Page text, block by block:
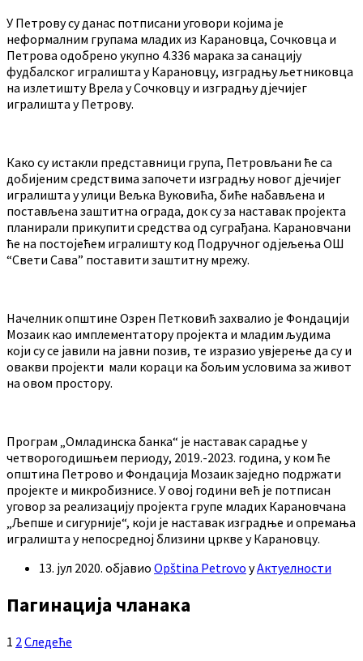
У Петрову су данас потписани уговори којима је
неформалним групама младих из Карановца, Сочковца и
Петрова одобрено укупно 4.336 марака за санацију
фудбалског игралишта у Карановцу, изградњу љетниковца
на излетишту Врела у Сочковцу и изградњу дјечијег
игралишта у Петрову.
Како су истакли представници група, Петровљани ће са
добијеним средствима започети изградњу новог дјечијег
игралишта у улици Вељка Вуковића, биће набављена и
постављена заштитна ограда, док су за наставак пројекта
планирали прикупити средства од суграђана. Карановчани
ће на постојећем игралишту код Подручног одјељења ОШ
“Свети Сава” поставити заштитну мрежу.
Начелник општине Озрен Петковић захвалио је Фондацији
Мозаик као имплементатору пројекта и младим људима
који су се јавили на јавни позив, те изразио увјерење да су и
овакви пројекти мали кораци ка бољим условима за живот
на овом простору.
Програм „Омладинска банка“ је наставак сарадње у
четворогодишњем периоду, 2019.-2023. година, у ком ће
општина Петрово и Фондација Мозаик заједно подржати
пројекте и микробизнисе. У овој години већ је потписан
уговор за реализацију пројекта групе младих Карановчана
„Љепше и сигурније“, који је наставак изградње и опремања
игралишта у непосредној близини цркве у Карановцу.
13. јул 2020. објавио Opština Petrovo уАктуелности
Пагинација чланака
1 2Следеће